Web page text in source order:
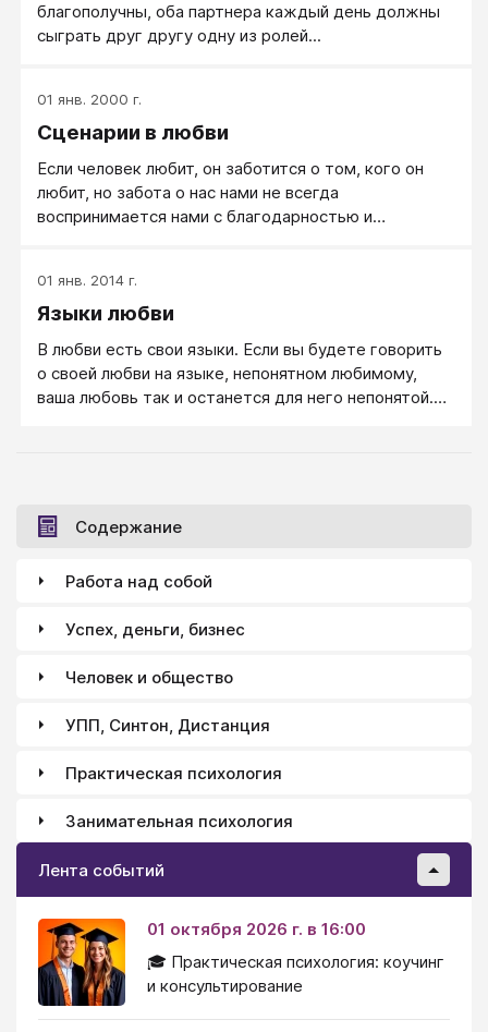
благополучны, оба партнера каждый день должны
сыграть друг другу одну из ролей...
01 янв. 2000 г.
Сценарии в любви
Если человек любит, он заботится о том, кого он
любит, но забота о нас нами не всегда
воспринимается нами с благодарностью и
заботится, и только в том случае, если любящий
действует по устраивающему нас сценарию, эта
01 янв. 2014 г.
Языки любви
В любви есть свои языки. Если вы будете говорить
о своей любви на языке, непонятном любимому,
ваша любовь так и останется для него непонятой.
Содержание
Работа над собой
Успех, деньги, бизнес
Человек и общество
УПП, Синтон, Дистанция
Практическая психология
Занимательная психология
Лента событий
01 октября 2026 г. в 16:00
🎓 Практическая психология: коучинг
и консультирование